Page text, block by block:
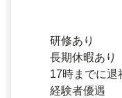
研修あり
長期休暇あり
17時までに退
経験者優遇